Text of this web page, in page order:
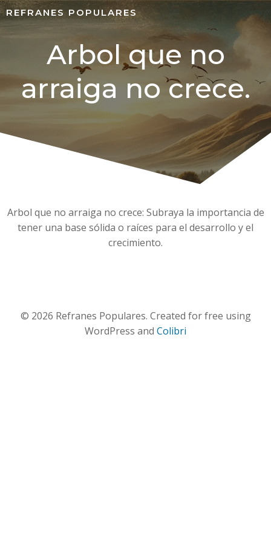
REFRANES POPULARES
Arbol que no
arraiga no crece.
Arbol que no arraiga no crece: Subraya la importancia de
tener una base sólida o raíces para el desarrollo y el
crecimiento.
© 2026 Refranes Populares. Created for free using
WordPress and Colibri